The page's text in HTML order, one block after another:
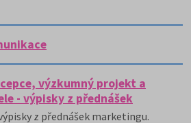
výzkumný projekt a
- výpisky z přednášek
z přednášek marketingu.